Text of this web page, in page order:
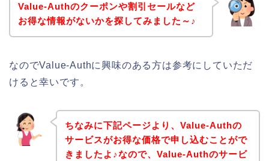
Value-Authのクーポンや割引セールなど
お得な情報がないかを探してみました～♪
なのでValue-Authに興味のある方は参考にしていただ
けると幸いです。
ちなみに下記ページより、Value-Authの
サービスがお得な価格で申し込むことがで
きましたよ♪なので、Value-Authのサービ